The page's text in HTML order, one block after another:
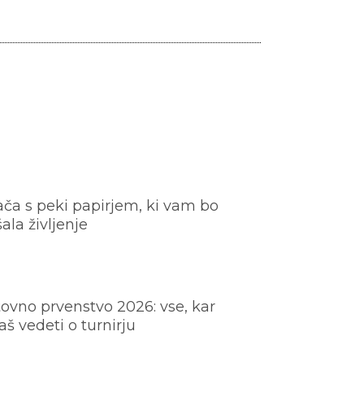
s peki papirjem, ki vam bo
življenje
prvenstvo 2026: vse, kar
vedeti o turnirju